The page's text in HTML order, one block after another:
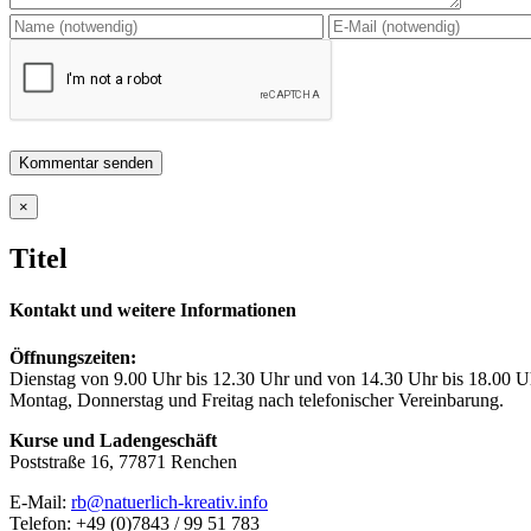
Close
product
view
×
Titel
Kontakt und weitere Informationen
Öffnungszeiten:
Dienstag von 9.00 Uhr bis 12.30 Uhr und von 14.30 Uhr bis 18.00
Montag, Donnerstag und Freitag nach telefonischer Vereinbarung.
Kurse und Ladengeschäft
Poststraße 16, 77871 Renchen
E-Mail: rb@natuerlich-kreativ.info
Telefon: +49 (0)7843 / 99 51 783